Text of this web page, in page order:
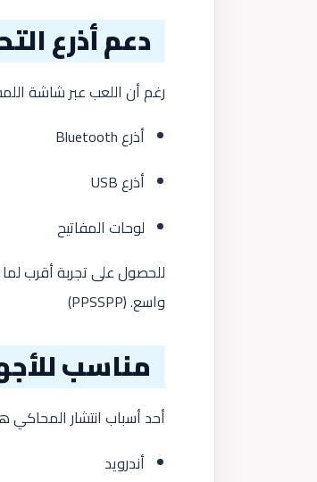
دعم أذرع
رغم أن اللعب عبر شاشة
أذرع Bluetooth
أذرع USB
لوحات المفاتيح
للحصول على تجربة أقرب
واسع. (PPSSPP
)
مناسب
أحد أسباب انتشار
أندرويد